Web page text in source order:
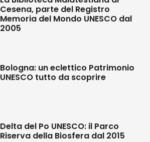
Cesena, parte del Registro
Memoria del Mondo UNESCO dal
2005
Bologna: un eclettico Patrimonio
UNESCO tutto da scoprire
Delta del Po UNESCO: il Parco
Riserva della Biosfera dal 2015